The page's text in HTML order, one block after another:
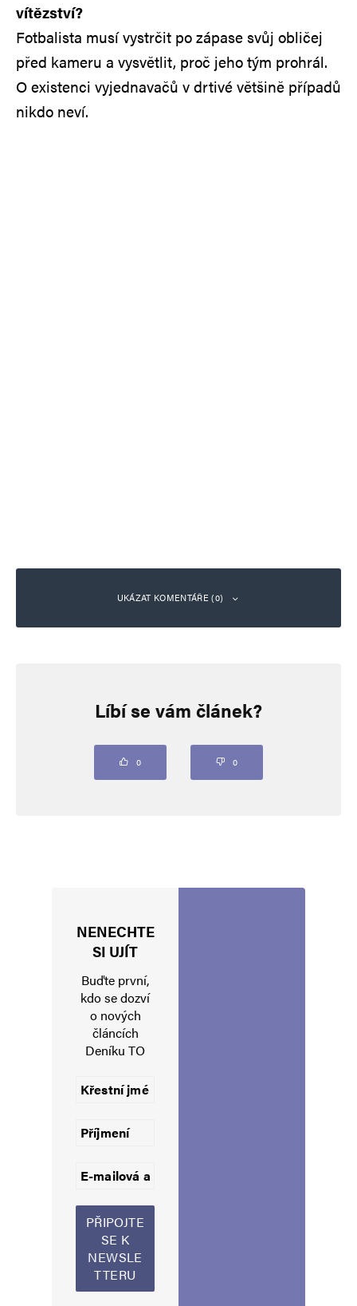
vítězství?
Fotbalista musí vystrčit po zápase svůj obličej
před kameru a vysvětlit, proč jeho tým prohrál.
O existenci vyjednavačů v drtivé většině případů
nikdo neví.
UKÁZAT KOMENTÁŘE (0)
Vaše e-mailová adresa nebude zveřejněna. Vyžadované informace jsou
Uložit do prohlížeče jméno, e-mail a webovou stránku pro budoucí
Líbí se vám článek?
0 0
NENECHTE
SI UJÍT
Buďte první,
kdo se dozví
o nových
článcích
Deníku TO